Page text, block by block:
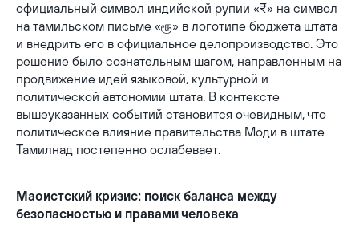
официальный символ индийской рупии «₹» на символ
на тамильском письме «ரூ» в логотипе бюджета штата
и внедрить его в официальное делопроизводство. Это
решение было сознательным шагом, направленным на
продвижение идей языковой, культурной и
политической автономии штата. В контексте
вышеуказанных событий становится очевидным, что
политическое влияние правительства Моди в штате
Тамилнад постепенно ослабевает.
Маоистский кризис: поиск баланса между
безопасностью и правами человека